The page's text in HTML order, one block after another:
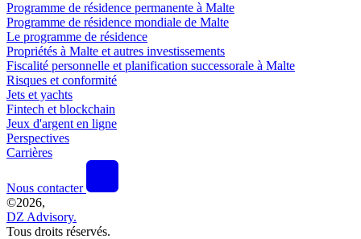
Programme de résidence permanente à Malte
Programme de résidence mondiale de Malte
Le programme de résidence
Propriétés à Malte et autres investissements
Fiscalité personnelle et planification successorale à Malte
Risques et conformité
Jets et yachts
Fintech et blockchain
Jeux d'argent en ligne
Perspectives
Carrières
Nous contacter
©2026,
DZ Advisory.
Tous droits réservés.